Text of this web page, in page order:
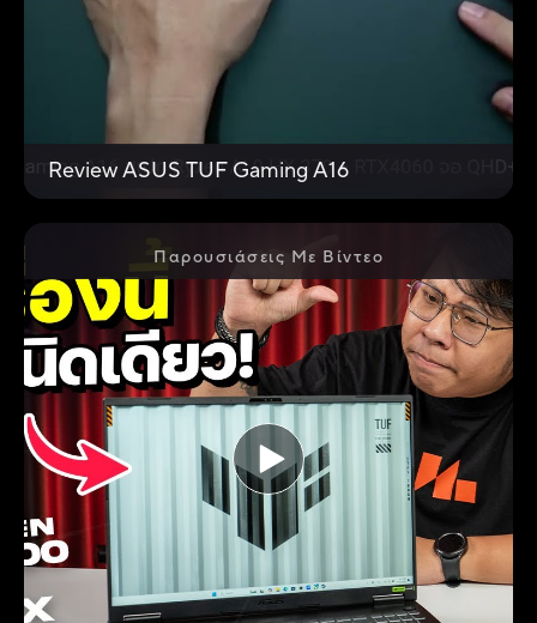
Review ASUS TUF Gaming A16
Παρουσιάσεις Με Βίντεο